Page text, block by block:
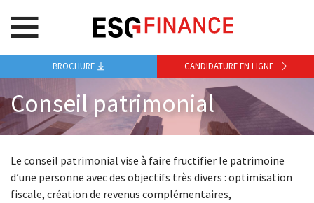
Conseil patrimonial
Le conseil patrimonial vise à faire fructifier le patrimoine
d’une personne avec des objectifs très divers : optimisation
fiscale, création de revenus complémentaires,
BROCHURE CANDIDATURE EN LIGNE